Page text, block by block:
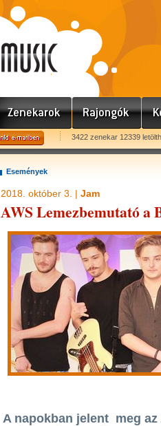
3422 zenekar 12339
Események
2018. október 3. | Jam
AWS Lemezbemutató a
A napokban jelent meg az